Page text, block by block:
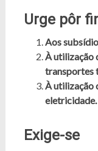
Urge pôr
Aos
À utilização
transportes
À utilização
eletricidade.
Exige-se